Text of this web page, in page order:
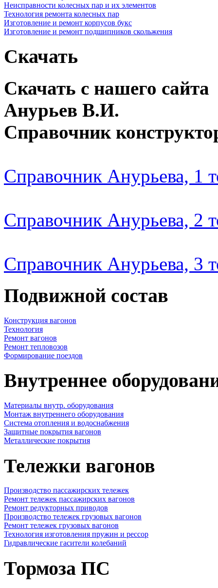
Неисправности колесных пар и их элементов
Технология ремонта колесных пар
Изготовление и ремонт корпусов букс
Изготовление и ремонт подшипников скольжения
Скачать
Скачать с нашего сайта
Анурьев В.И.
Справочник
Справочник Анурьева, 1
Справочник Анурьева, 2
Справочник Анурьева, 3
Подвижной состав
Конструкция вагонов
Технология
Ремонт вагонов
Ремонт тепловозов
Формирование поездов
Внутреннее
Материалы внутр. оборудования
Монтаж внутреннего оборудования
Cистема отопления и водоснабжения
Защитные покрытия вагонов
Металлические покрытия
Тележки вагонов
Производство пассажирских тележек
Ремонт тележек пассажирских вагонов
Ремонт редукторных приводов
Производство тележек грузовых вагонов
Ремонт тележек грузовых вагонов
Технология изготовления пружин и рессор
Гидравлические гасители колебаний
Тормоза ПС